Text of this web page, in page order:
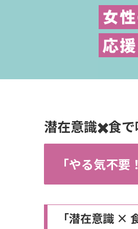
潜在意識✖️食で
「やる気不
「潜在意識 ×